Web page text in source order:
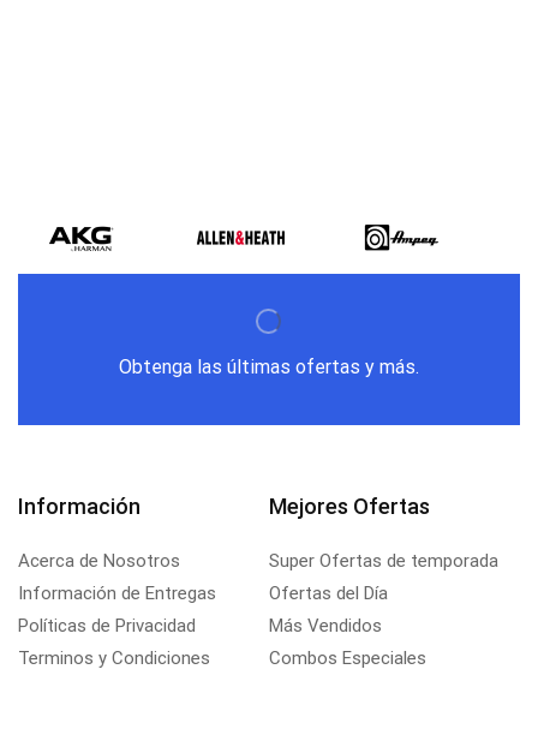
Obtenga las últimas ofertas y más.
Información
Acerca de Nosotros
Información de Entregas
Políticas de Privacidad
Terminos y Condiciones
Mejores Ofertas
Super Ofertas de temporada
Ofertas del Día
Más Vendidos
Combos Especiales